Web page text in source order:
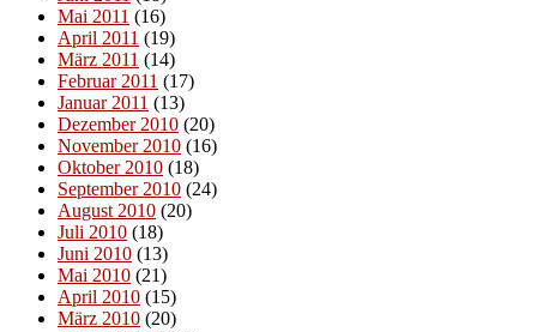
Mai 2011 (16)
April 2011 (19)
März 2011 (14)
Februar 2011 (17)
Januar 2011 (13)
Dezember 2010 (20)
November 2010 (16)
Oktober 2010 (18)
September 2010 (24)
August 2010 (20)
Juli 2010 (18)
Juni 2010 (13)
Mai 2010 (21)
April 2010 (15)
März 2010 (20)